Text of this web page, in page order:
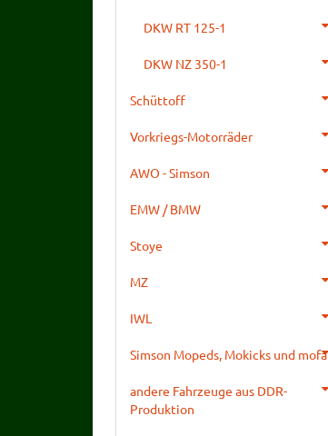
DKW RT 125-1
DKW NZ 350-1
Schüttoff
Vorkriegs-Motorräder
AWO - Simson
EMW / BMW
Stoye
MZ
IWL
Simson Mopeds, Mokicks und mofa
andere Fahrzeuge aus DDR-
Produktion